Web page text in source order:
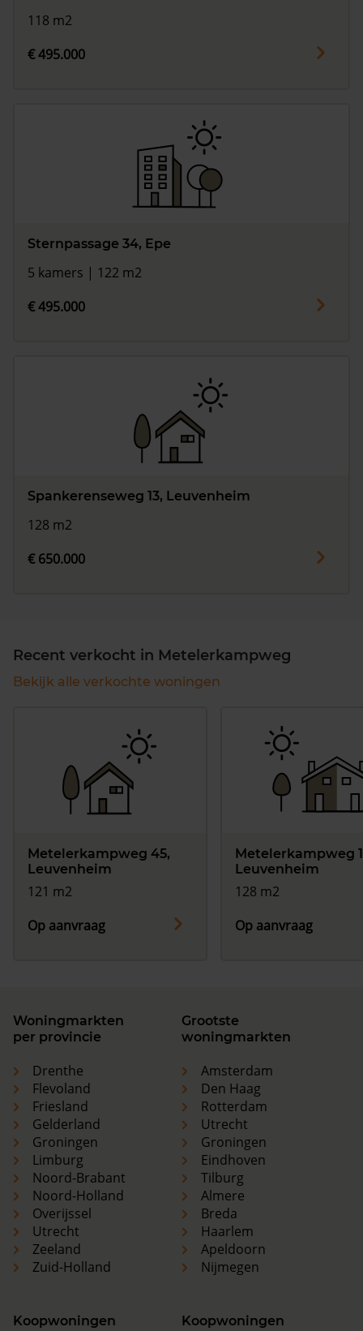
118 m2
€ 495.000
Sternpassage 34, Epe
5 kamers | 122 m2
€ 495.000
Spankerenseweg 13, Leuvenheim
128 m2
€ 650.000
Recent verkocht in Metelerkampweg
Bekijk alle verkochte woningen
Metelerkampweg 45,
Leuvenheim
121 m2
Op aanvraag
Metelerkampweg
Leuvenheim
128 m2
Op aanvraag
Woningmarkten
per provincie
Drenthe
Flevoland
Friesland
Gelderland
Groningen
Limburg
Noord-Brabant
Noord-Holland
Overijssel
Utrecht
Zeeland
Zuid-Holland
Grootste
woningmarkten
Amsterdam
Den Haag
Rotterdam
Utrecht
Groningen
Eindhoven
Tilburg
Almere
Breda
Haarlem
Apeldoorn
Nijmegen
Koopwoningen
Koopwoningen